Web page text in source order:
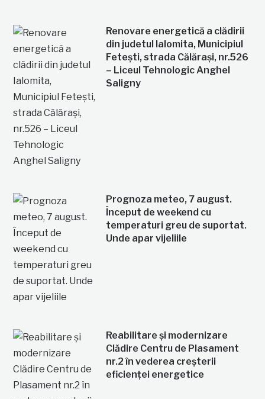
Renovare energetică a clădirii
din judetul Ialomita, Municipiul
Fetești, strada Călărași, nr.526
– Liceul Tehnologic Anghel
Saligny
Prognoza meteo, 7 august.
Început de weekend cu
temperaturi greu de suportat.
Unde apar vijeliile
Reabilitare și modernizare
Clădire Centru de Plasament
nr.2 în vederea creșterii
eficienței energetice